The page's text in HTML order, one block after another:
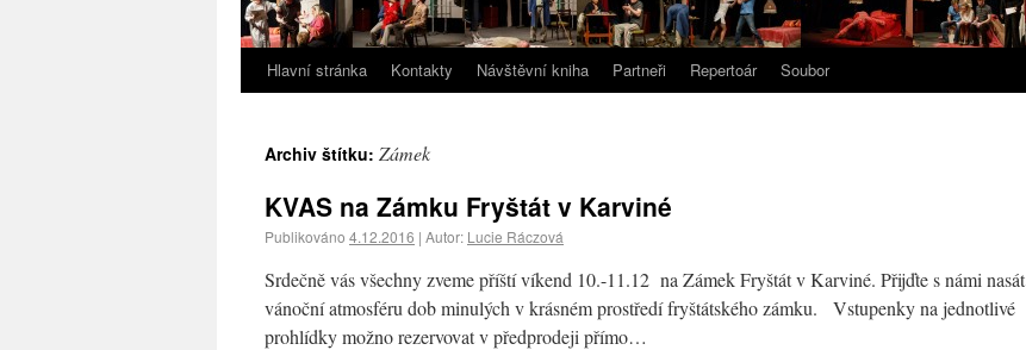
Hlavní stránka Kontakty Návštěvní kniha Partneři Repertoár Soubor
Archiv štítku: Zámek
KVAS na Zámku Fryštát v Karviné
Publikováno 4.12.2016 | Autor: Lucie Ráczová
Srdečně vás všechny zveme příští víkend 10.-11.12 na Zámek Fryštát v Karviné. Přijďte s námi nasát
vánoční atmosféru dob minulých v krásném prostředí fryštátského zámku. Vstupenky na jednotlivé
prohlídky možno rezervovat v předprodeji přímo…